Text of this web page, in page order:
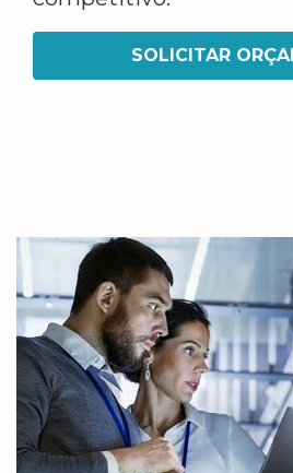
SOLICITAR